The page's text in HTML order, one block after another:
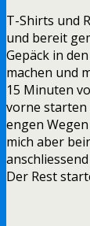
T-Shirts und
und bereit
Gepäck in
machen und
15 Minuten
vorne starten
engen
mich aber
Der Rest